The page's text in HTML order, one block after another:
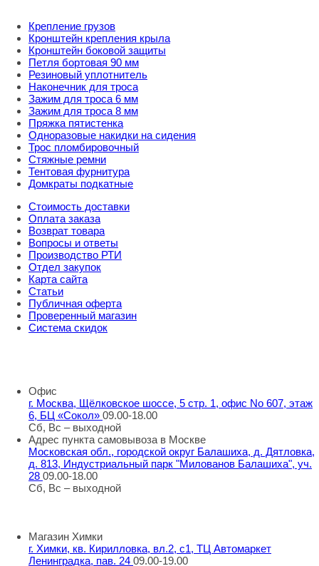
Крепление грузов
Кронштейн крепления крыла
Кронштейн боковой защиты
Петля бортовая 90 мм
Резиновый уплотнитель
Наконечник для троса
Зажим для троса 6 мм
Зажим для троса 8 мм
Пряжка пятистенка
Одноразовые накидки на сидения
Трос пломбировочный
Стяжные ремни
Тентовая фурнитура
Домкраты подкатные
Стоимость доставки
Оплата заказа
Возврат товара
Вопросы и ответы
Производство РТИ
Отдел закупок
Карта сайта
Статьи
Публичная оферта
Проверенный магазин
Система скидок
Офис
г. Москва, Щёлковское шоссе, 5 стр. 1, офис No 607, этаж
6, БЦ «Сокол» 09.00-18.00
Сб, Вс – выходной
Адрес пункта самовывоза в Москве
Московская обл., городской округ Балашиха, д. Дятловка,
д. 813, Индустриальный парк "Милованов Балашиха", уч.
28 09.00-18.00
Сб, Вс – выходной
Магазин Химки
г. Химки, кв. Кирилловка, вл.2, с1, ТЦ Автомаркет
Ленинградка, пав. 24 09.00-19.00